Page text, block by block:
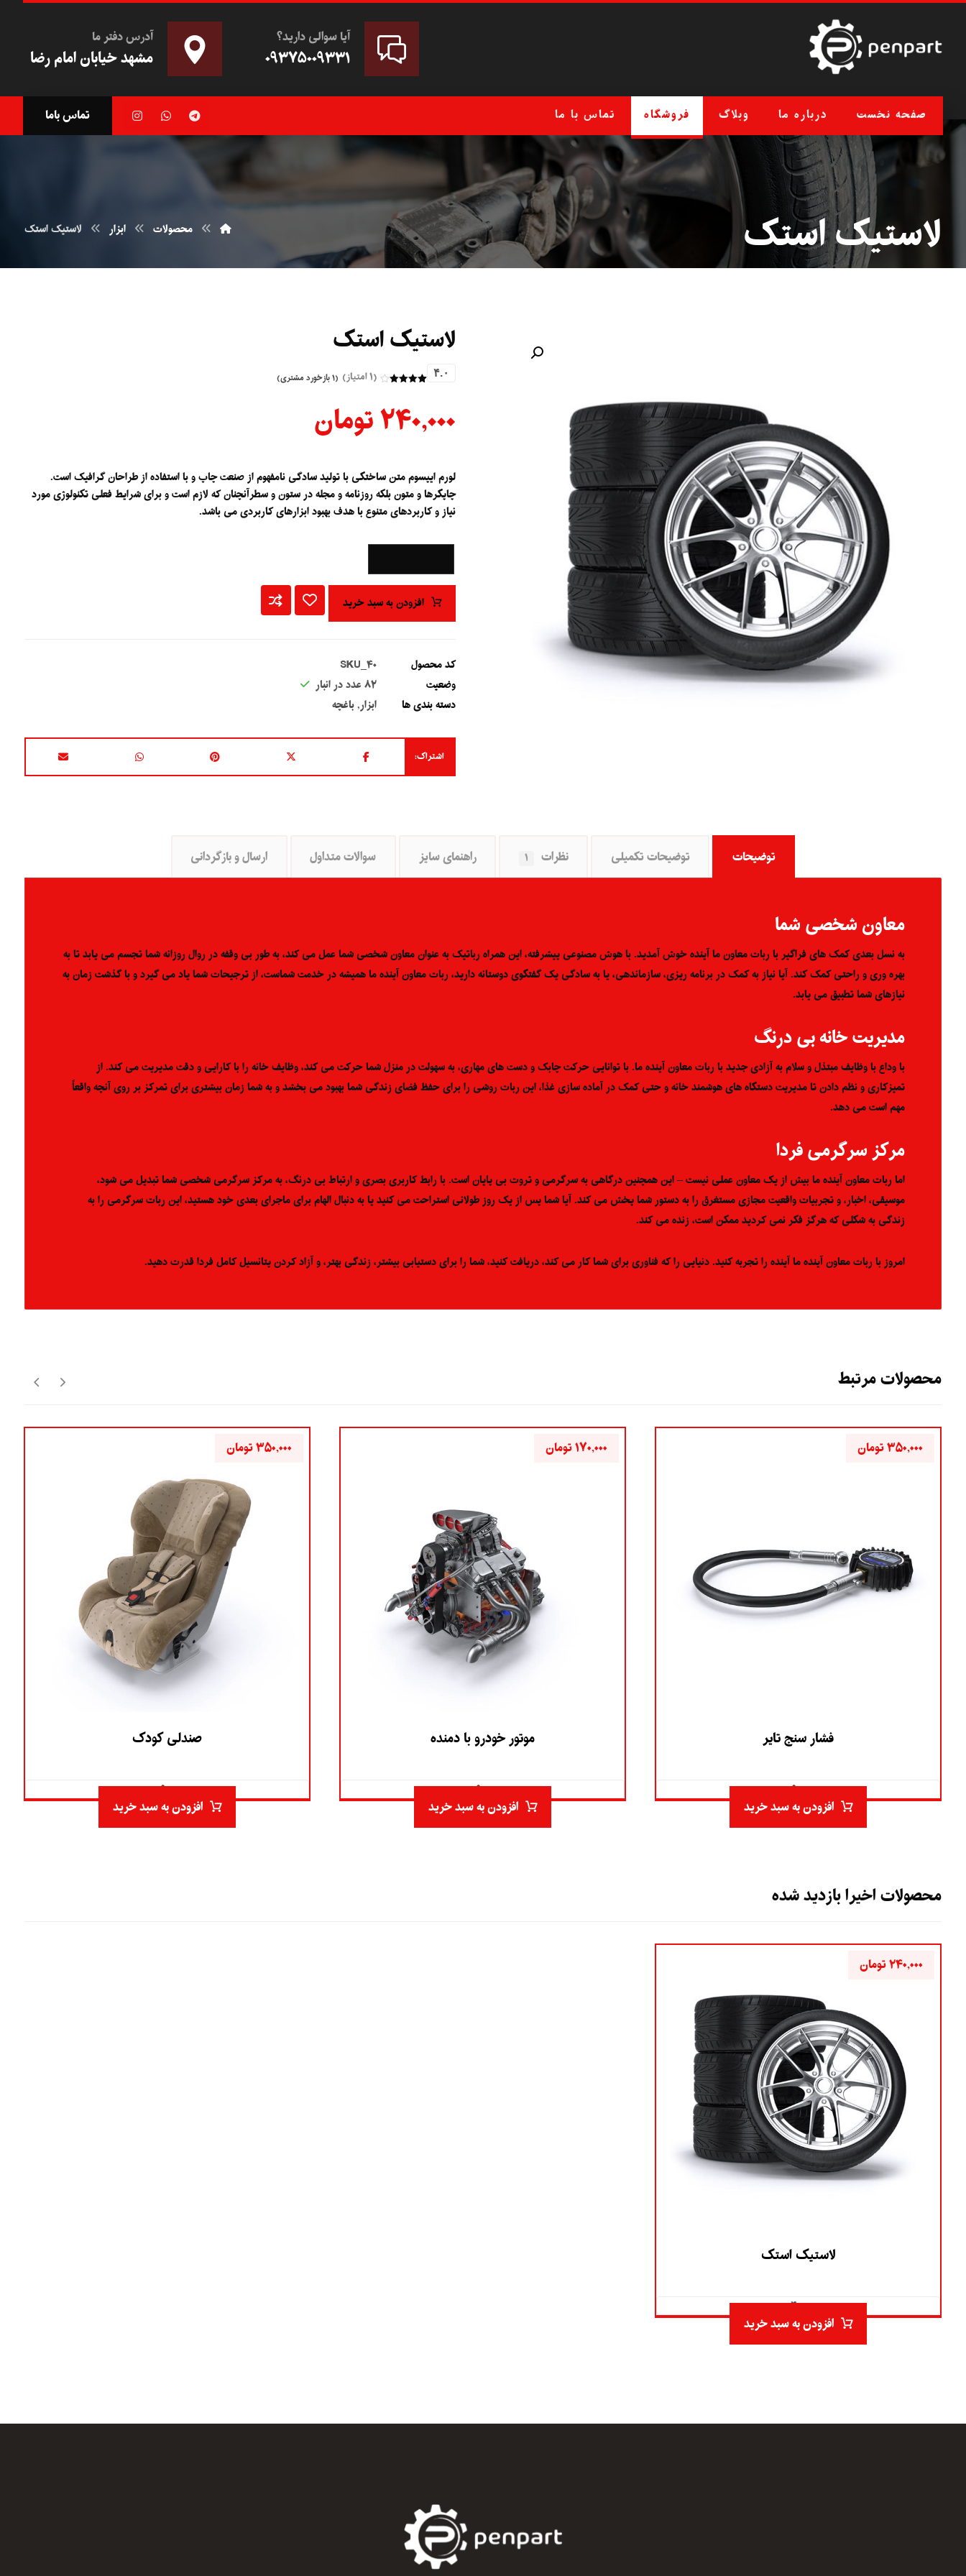
آدرس دفتر ما
مشهد خیابان امام رضا
آیا سوالی دارید؟
۰۹۳۷۵۰۰۹۳۳۱
صفحه نخست درباره ما وبلاگ فروشگاه تماس با ما تماس باما
لاستیک استک محصولات ابزار لاستیک استک
لاستیک استک
۴.۰
امتیازدهی
مشتری
(۱ امتیاز) (۱بازخورد مشتری)
۲۴۰,۰۰۰تومان
لورم ایپسوم متن ساختگی با تولید سادگی نامفهوم از صنعت چاپ و با استفاده از طراحان گرافیک است.
چاپگرها و متون بلکه روزنامه و مجله در ستون و سطرآنچنان که لازم است و برای شرایط فعلی تکنولوژی مورد
نیاز و کاربردهای متنوع با هدف بهبود ابزارهای کاربردی می باشد.
افزودن به سبد خرید
کد محصول
SKU_۴۰
وضعیت
۸۲عدد در انبار
دسته بندی ها
ابزار,باغچه
توضیحات توضیحات تکمیلی نظرات ۱ راهنمای سایز سوالات متداول ارسال و بازگردانی
معاون شخصی شما
به نسل بعدی کمک های فراگیر با ربات معاون ما آینده خوش آمدید. با هوش مصنوعی پیشرفته، این همراه رباتیک به عنوان معاون شخصی شما عمل می کند، به طور بی وقفه در روال روزانه شما تجسم می یابد تا به
بهره وری و راحتی کمک کند. آیا نیاز به کمک در برنامه ریزی، سازماندهی، یا به سادگی یک گفتگوی دوستانه دارید، ربات معاون آینده ما همیشه در خدمت شماست، از ترجیحات شما یاد می گیرد و با گذشت زمان به
نیازهای شما تطبیق می یابد.
مدیریت خانه بی درنگ
با وداع با وظایف مبتذل و سلام به آزادی جدید با ربات معاون آینده ما. با توانایی حرکت چابک و دست های مهاری، به سهولت در منزل شما حرکت می کند، وظایف خانه را با کارایی و دقت مدیریت می کند. از
تمیزکاری و نظم دادن تا مدیریت دستگاه های هوشمند خانه و حتی کمک در آماده سازی غذا، این ربات روشی را برای حفظ فضای زندگی شما بهبود می بخشد و به شما زمان بیشتری برای تمرکز بر روی آنچه واقعاً
مهم است می دهد.
مرکز سرگرمی فردا
اما ربات معاون آینده ما بیش از یک معاون عملی نیست – این همچنین درگاهی به سرگرمی و ثروت بی پایان است. با رابط کاربری بصری و ارتباط بی درنگ، به مرکز سرگرمی شخصی شما تبدیل می شود،
موسیقی، اخبار، و تجربیات واقعیت مجازی مستغرق را به دستور شما پخش می کند. آیا شما پس از یک روز طولانی استراحت می کنید یا به دنبال الهام برای ماجرای بعدی خود هستید، این ربات سرگرمی را به
زندگی به شکلی که هرگز فکر نمی کردید ممکن است، زنده می کند.
امروز با ربات معاون آینده ما آینده را تجربه کنید. دنیایی را که فناوری برای شما کار می کند، دریافت کنید، شما را برای دستیابی بیشتر، زندگی بهتر، و آزاد کردن پتانسیل کامل فردا قدرت دهید.
محصولات مرتبط
فشار سنج تایر
۵.۰
۳۵۰,۰۰۰تومان
افزودن به سبد خرید
موتور خودرو با دمنده
۵.۰
۱۷۰,۰۰۰تومان
افزودن به سبد خرید
صندلی کودک
۵.۰
۳۵۰,۰۰۰تومان
افزودن به سبد خرید
محصولات اخیرا بازدید شده
لاستیک استک
۴.۰
۲۴۰,۰۰۰تومان
افزودن به سبد خرید